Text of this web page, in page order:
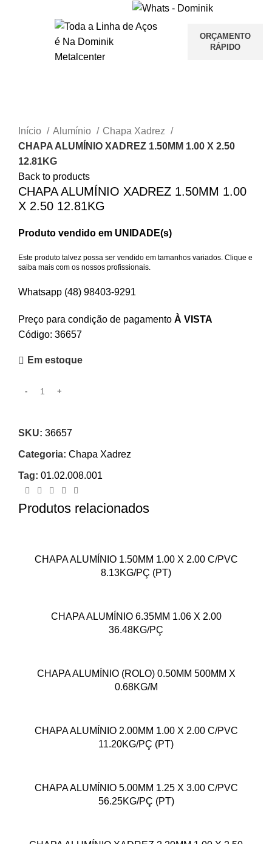
ORÇAMENTO
RÁPIDO
Início
Alumínio
Chapa Xadrez
CHAPA ALUMÍNIO XADREZ 1.50MM 1.00 X 2.50
12.81KG
Back to products
CHAPA ALUMÍNIO XADREZ 1.50MM 1.00
X 2.50 12.81KG
Produto vendido em UNIDADE(s)
Este produto talvez possa ser vendido em tamanhos variados. Clique e
saiba mais com os nossos profissionais.
Whatsapp (48) 98403-9291
Preço para condição de pagamento À VISTA
Código: 36657
Em estoque
SKU: 36657
Categoria: Chapa Xadrez
Tag: 01.02.008.001
Produtos relacionados
CHAPA ALUMÍNIO 1.50MM 1.00 X 2.00 C/PVC
8.13KG/PÇ (PT)
CHAPA ALUMÍNIO 6.35MM 1.06 X 2.00
36.48KG/PÇ
CHAPA ALUMÍNIO (ROLO) 0.50MM 500MM X
0.68KG/M
CHAPA ALUMÍNIO 2.00MM 1.00 X 2.00 C/PVC
11.20KG/PÇ (PT)
CHAPA ALUMÍNIO 5.00MM 1.25 X 3.00 C/PVC
56.25KG/PÇ (PT)